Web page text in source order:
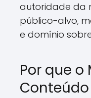
autoridade da
público-alvo,
e domínio
Por que o